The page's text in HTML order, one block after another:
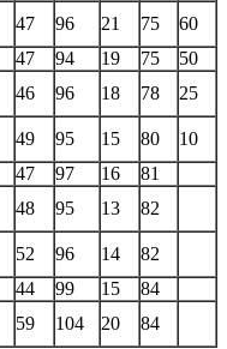
47 96 21 75
60
47 94 19 75
50
46 96 18 78 25
49 95 15 80
10
47 97 16
81
48 95 13 82
52 96 14
82
44 99 15
84
59 104 20 84